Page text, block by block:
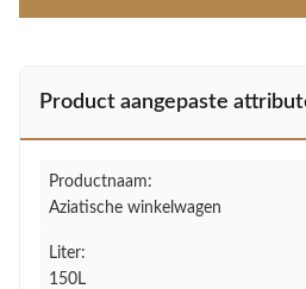
Product aangepaste
Productnaam:
Aziatische winkelwagen
Liter:
150L